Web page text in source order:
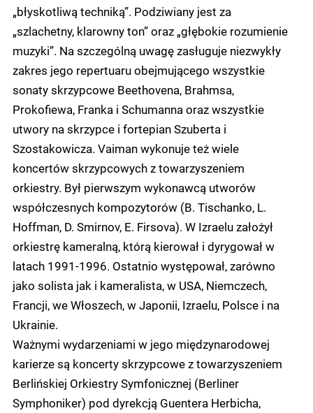
„błyskotliwą techniką”. Podziwiany jest za
„szlachetny, klarowny ton” oraz „głębokie rozumienie
muzyki”. Na szczególną uwagę zasługuje niezwykły
zakres jego repertuaru obejmującego wszystkie
sonaty skrzypcowe Beethovena, Brahmsa,
Prokofiewa, Franka i Schumanna oraz wszystkie
utwory na skrzypce i fortepian Szuberta i
Szostakowicza. Vaiman wykonuje też wiele
koncertów skrzypcowych z towarzyszeniem
orkiestry. Był pierwszym wykonawcą utworów
współczesnych kompozytorów (B. Tischanko, L.
Hoffman, D. Smirnov, E. Firsova). W Izraelu założył
orkiestrę kameralną, którą kierował i dyrygował w
latach 1991-1996. Ostatnio występował, zarówno
jako solista jak i kameralista, w USA, Niemczech,
Francji, we Włoszech, w Japonii, Izraelu, Polsce i na
Ukrainie.
Ważnymi wydarzeniami w jego międzynarodowej
karierze są koncerty skrzypcowe z towarzyszeniem
Berlińskiej Orkiestry Symfonicznej (Berliner
Symphoniker) pod dyrekcją Guentera Herbicha,